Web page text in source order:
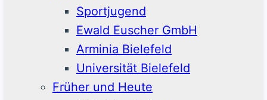
Sportjugend
Ewald Euscher GmbH
Arminia Bielefeld
Universität Bielefeld
Früher und Heute